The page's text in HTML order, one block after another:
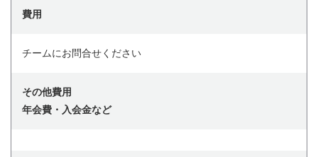
費用
チームにお問合せください
その他費用
年会費・入会金など